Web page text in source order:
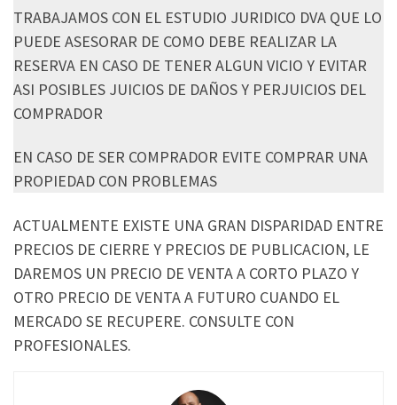
TRABAJAMOS CON EL ESTUDIO JURIDICO DVA QUE LO
PUEDE ASESORAR DE COMO DEBE REALIZAR LA
RESERVA EN CASO DE TENER ALGUN VICIO Y EVITAR
ASI POSIBLES JUICIOS DE DAÑOS Y PERJUICIOS DEL
COMPRADOR
EN CASO DE SER COMPRADOR EVITE COMPRAR UNA
PROPIEDAD CON PROBLEMAS
ACTUALMENTE EXISTE UNA GRAN DISPARIDAD ENTRE
PRECIOS DE CIERRE Y PRECIOS DE PUBLICACION, LE
DAREMOS UN PRECIO DE VENTA A CORTO PLAZO Y
OTRO PRECIO DE VENTA A FUTURO CUANDO EL
MERCADO SE RECUPERE. CONSULTE CON
PROFESIONALES.